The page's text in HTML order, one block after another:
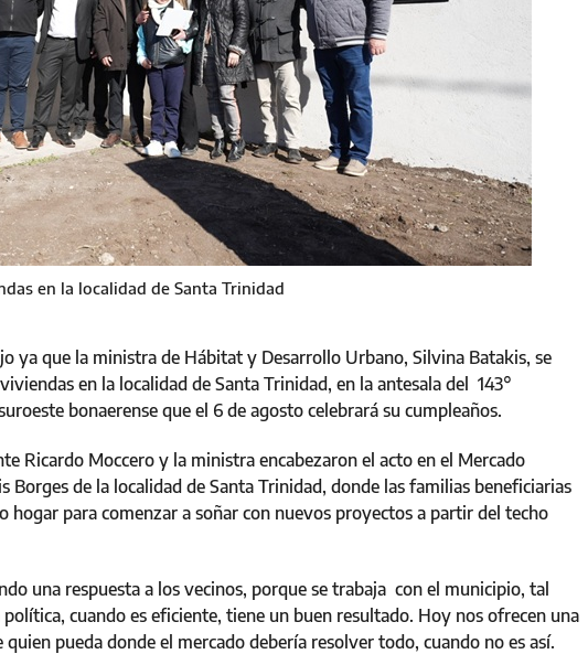
en la localidad de Santa Trinidad
ya que la ministra de Hábitat y Desarrollo Urbano, Silvina Batakis, se
en la localidad de Santa Trinidad, en la antesala del 143°
bonaerense que el 6 de agosto celebrará su cumpleaños.
Ricardo Moccero y la ministra encabezaron el acto en el Mercado
Borges de la localidad de Santa Trinidad, donde las familias beneficiarias
hogar para comenzar a soñar con nuevos proyectos a partir del techo
una respuesta a los vecinos, porque se trabaja con el municipio, tal
cuando es eficiente, tiene un buen resultado. Hoy nos ofrecen una
pueda donde el mercado debería resolver todo, cuando no es así.